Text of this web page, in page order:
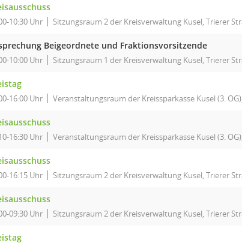
10:30 Uhr Sitzungsraum 2 der Kreisverwaltung Kusel, Trierer
Beigeordnete und Fraktionsvorsitzende
10:00 Uhr Sitzungsraum 1 der Kreisverwaltung Kusel, Trierer
16:00 Uhr Veranstaltungsraum der Kreissparkasse Kusel (3.
16:30 Uhr Veranstaltungsraum der Kreissparkasse Kusel (3.
16:15 Uhr Sitzungsraum 2 der Kreisverwaltung Kusel, Trierer
09:30 Uhr Sitzungsraum 2 der Kreisverwaltung Kusel, Trierer